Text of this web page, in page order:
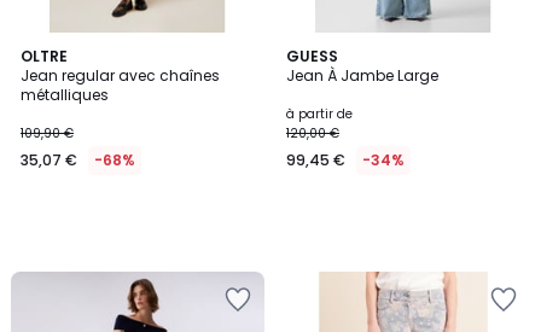
OLTRE
Jean regular avec chaînes
métalliques
109,90 €
35,07 € -68%
GUESS
Jean À Jambe Large
à partir de
120,00 €
99,45 € -34%